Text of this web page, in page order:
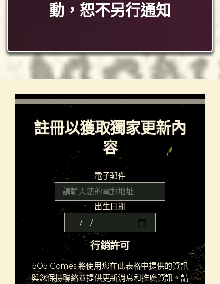
動，恕不另行通知
註冊以獲取獨家更新內
容
電子郵件
出生日期
行銷許可
505 Games 將使用您在此表格中提供的資訊
與您保持聯絡並提供更新消息和推廣資訊。請